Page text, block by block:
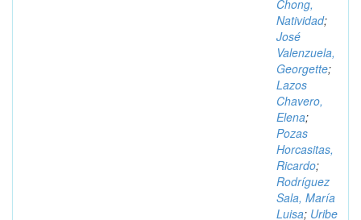
Chong,
Natividad;
José
Valenzuela,
Georgette;
Lazos
Chavero,
Elena;
Pozas
Horcasitas,
Ricardo;
Rodríguez
Sala, María
Luisa; Uribe